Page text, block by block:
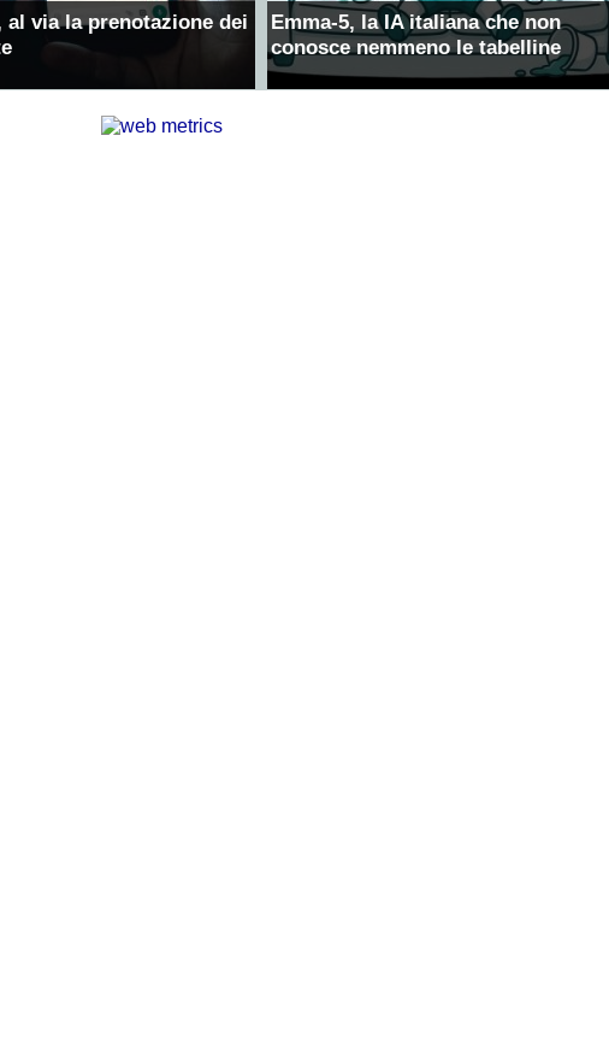
al via la prenotazione dei
Emma-5, la IA italiana che non
conosce nemmeno le tabelline